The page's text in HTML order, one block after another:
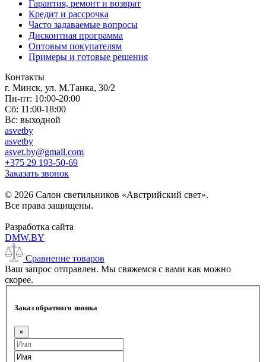
Гарантия, ремонт и возврат
Кредит и рассрочка
Часто задаваемые вопросы
Дисконтная программа
Оптовым покупателям
Примеры и готовые решения
Контакты
г. Минск, ул. М.Танка, 30/2
Пн-пт: 10:00-20:00
Сб: 11:00-18:00
Вс: выходной
asvetby
asvetby
asvet.by@gmail.com
+375 29 193-50-69
Заказать звонок
© 2026 Салон светильников «Австрийский свет».
Все права защищены.
Разработка сайта
DMW.BY
Сравнение товаров
Ваш запрос отправлен. Мы свяжемся с вами как можно
скорее.
Заказ обратного звонка
×